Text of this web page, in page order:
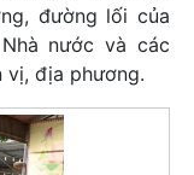
đường lối của
nước và các
vị, địa phương.